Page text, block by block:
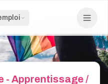
- Apprentissage /